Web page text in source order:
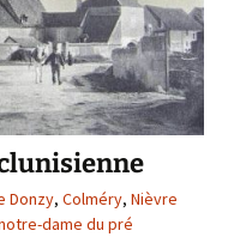
Donzy, Colméry, Nièvre
dame du pré